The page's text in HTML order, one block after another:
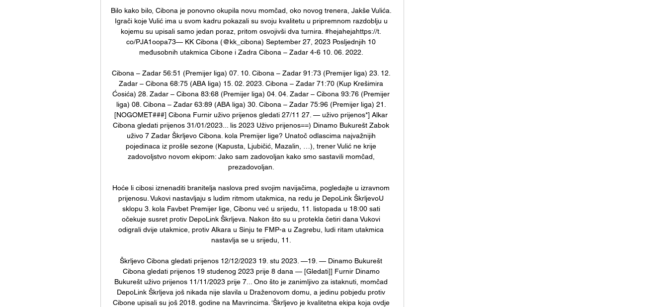
Bilo kako bilo, Cibona je ponovno okupila novu momčad, oko novog trenera, Jakše Vulića.
Igrači koje Vulić ima u svom kadru pokazali su svoju kvalitetu u pripremnom razdoblju u
kojemu su upisali samo jedan poraz, pritom osvojivši dva turnira. #hejahejahttps://t.
co/PJA1oopa73— KK Cibona (@kk_cibona) September 27, 2023 Posljednjih 10
međusobnih utakmica Cibone i Zadra Cibona – Zadar 4-6 10. 06. 2022.
Cibona – Zadar 56:51 (Premijer liga) 07. 10. Cibona – Zadar 91:73 (Premijer liga) 23. 12.
Zadar – Cibona 68:75 (ABA liga) 15. 02. 2023. Cibona – Zadar 71:70 (Kup Krešimira
Ćosića) 28. Zadar – Cibona 83:68 (Premijer liga) 04. 04. Zadar – Cibona 93:76 (Premijer
liga) 08. Cibona – Zadar 63:89 (ABA liga) 30. Cibona – Zadar 75:96 (Premijer liga) 21.
[NOGOMET###] Cibona Furnir uživo prijenos gledati 27/11 27. — uživo prijenos*] Alkar
Cibona gledati prijenos 31/01/2023... lis 2023 Uživo prijenos==) Dinamo Bukurešt Zabok
uživo 7 Zadar Škrljevo Cibona. kola Premijer lige? Unatoč odlascima najvažnijih
pojedinaca iz prošle sezone (Kapusta, Ljubičić, Mazalin, …), trener Vulić ne krije
zadovoljstvo novom ekipom: Jako sam zadovoljan kako smo sastavili momčad,
prezadovoljan.
Hoće li cibosi iznenaditi branitelja naslova pred svojim navijačima, pogledajte u izravnom
prijenosu. Vukovi nastavljaju s ludim ritmom utakmica, na redu je DepoLink ŠkrljevoU
sklopu 3. kola Favbet Premijer lige, Cibonu već u srijedu, 11. listopada u 18:00 sati
očekuje susret protiv DepoLink Škrljeva. Nakon što su u protekla četiri dana Vukovi
odigrali dvije utakmice, protiv Alkara u Sinju te FMP-a u Zagrebu, ludi ritam utakmica
nastavlja se u srijedu, 11.
Škrljevo Cibona gledati prijenos 12/12/2023 19. stu 2023. —19. — Dinamo Bukurešt
Cibona gledati prijenos 19 studenog 2023 prije 8 dana — [Gledati]] Furnir Dinamo
Bukurešt uživo prijenos 11/11/2023 prije 7... Ono što je zanimljivo za istaknuti, momčad
DepoLink Škrljeva još nikada nije slavila u Draženovom domu, a jedinu pobjedu protiv
Cibone upisali su još 2018. godine na Mavrincima. ‘Škrljevo je kvalitetna ekipa koja ovdje